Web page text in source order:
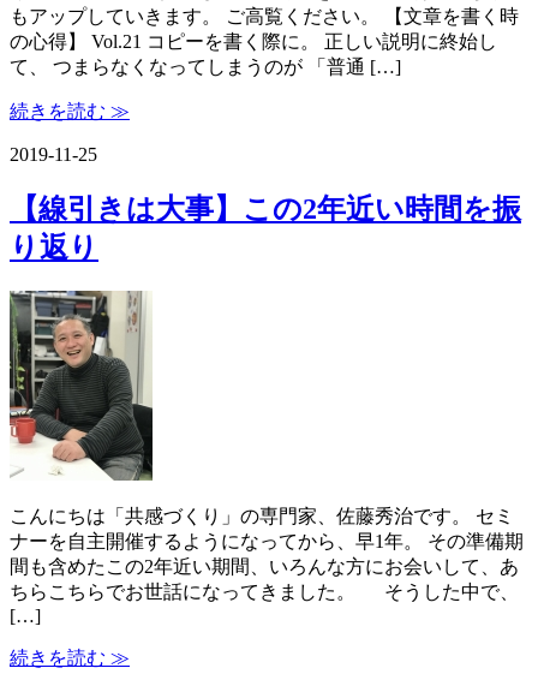
もアップしていきます。 ご高覧ください。 【文章を書く時
の心得】 Vol.21 コピーを書く際に。 正しい説明に終始し
て、 つまらなくなってしまうのが 「普通 […]
続きを読む ≫
2019-11-25
【線引きは大事】この2年近い時間を振
り返り
こんにちは「共感づくり」の専門家、佐藤秀治です。 セミ
ナーを自主開催するようになってから、早1年。 その準備期
間も含めたこの2年近い期間、いろんな方にお会いして、あ
ちらこちらでお世話になってきました。 そうした中で、
[…]
続きを読む ≫